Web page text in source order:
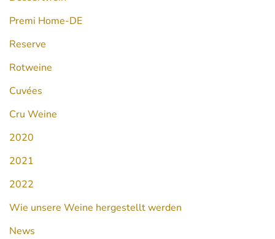
Premi Home-DE
Reserve
Rotweine
Cuvées
Cru Weine
2020
2021
2022
Wie unsere Weine hergestellt werden
News